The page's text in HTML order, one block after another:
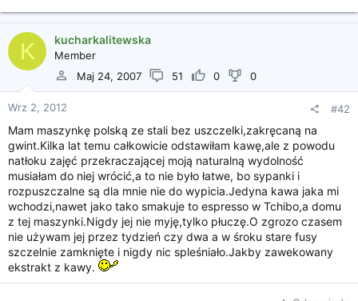
K kucharkalitewska
Member
Maj 24, 2007
51 0 0
Wrz 2, 2012 #42
Mam maszynkę polską ze stali bez uszczelki,zakręcaną na
gwint.Kilka lat temu całkowicie odstawiłam kawę,ale z powodu
natłoku zajęć przekraczającej moją naturalną wydolność
musiałam do niej wrócić,a to nie było łatwe, bo sypanki i
rozpuszczalne są dla mnie nie do wypicia.Jedyna kawa jaka mi
wchodzi,nawet jako tako smakuje to espresso w Tchibo,a domu
z tej maszynki.Nigdy jej nie myję,tylko płuczę.O zgrozo czasem
nie używam jej przez tydzień czy dwa a w śroku stare fusy
szczelnie zamknięte i nigdy nic spleśniało.Jakby zawekowany
ekstrakt z kawy.